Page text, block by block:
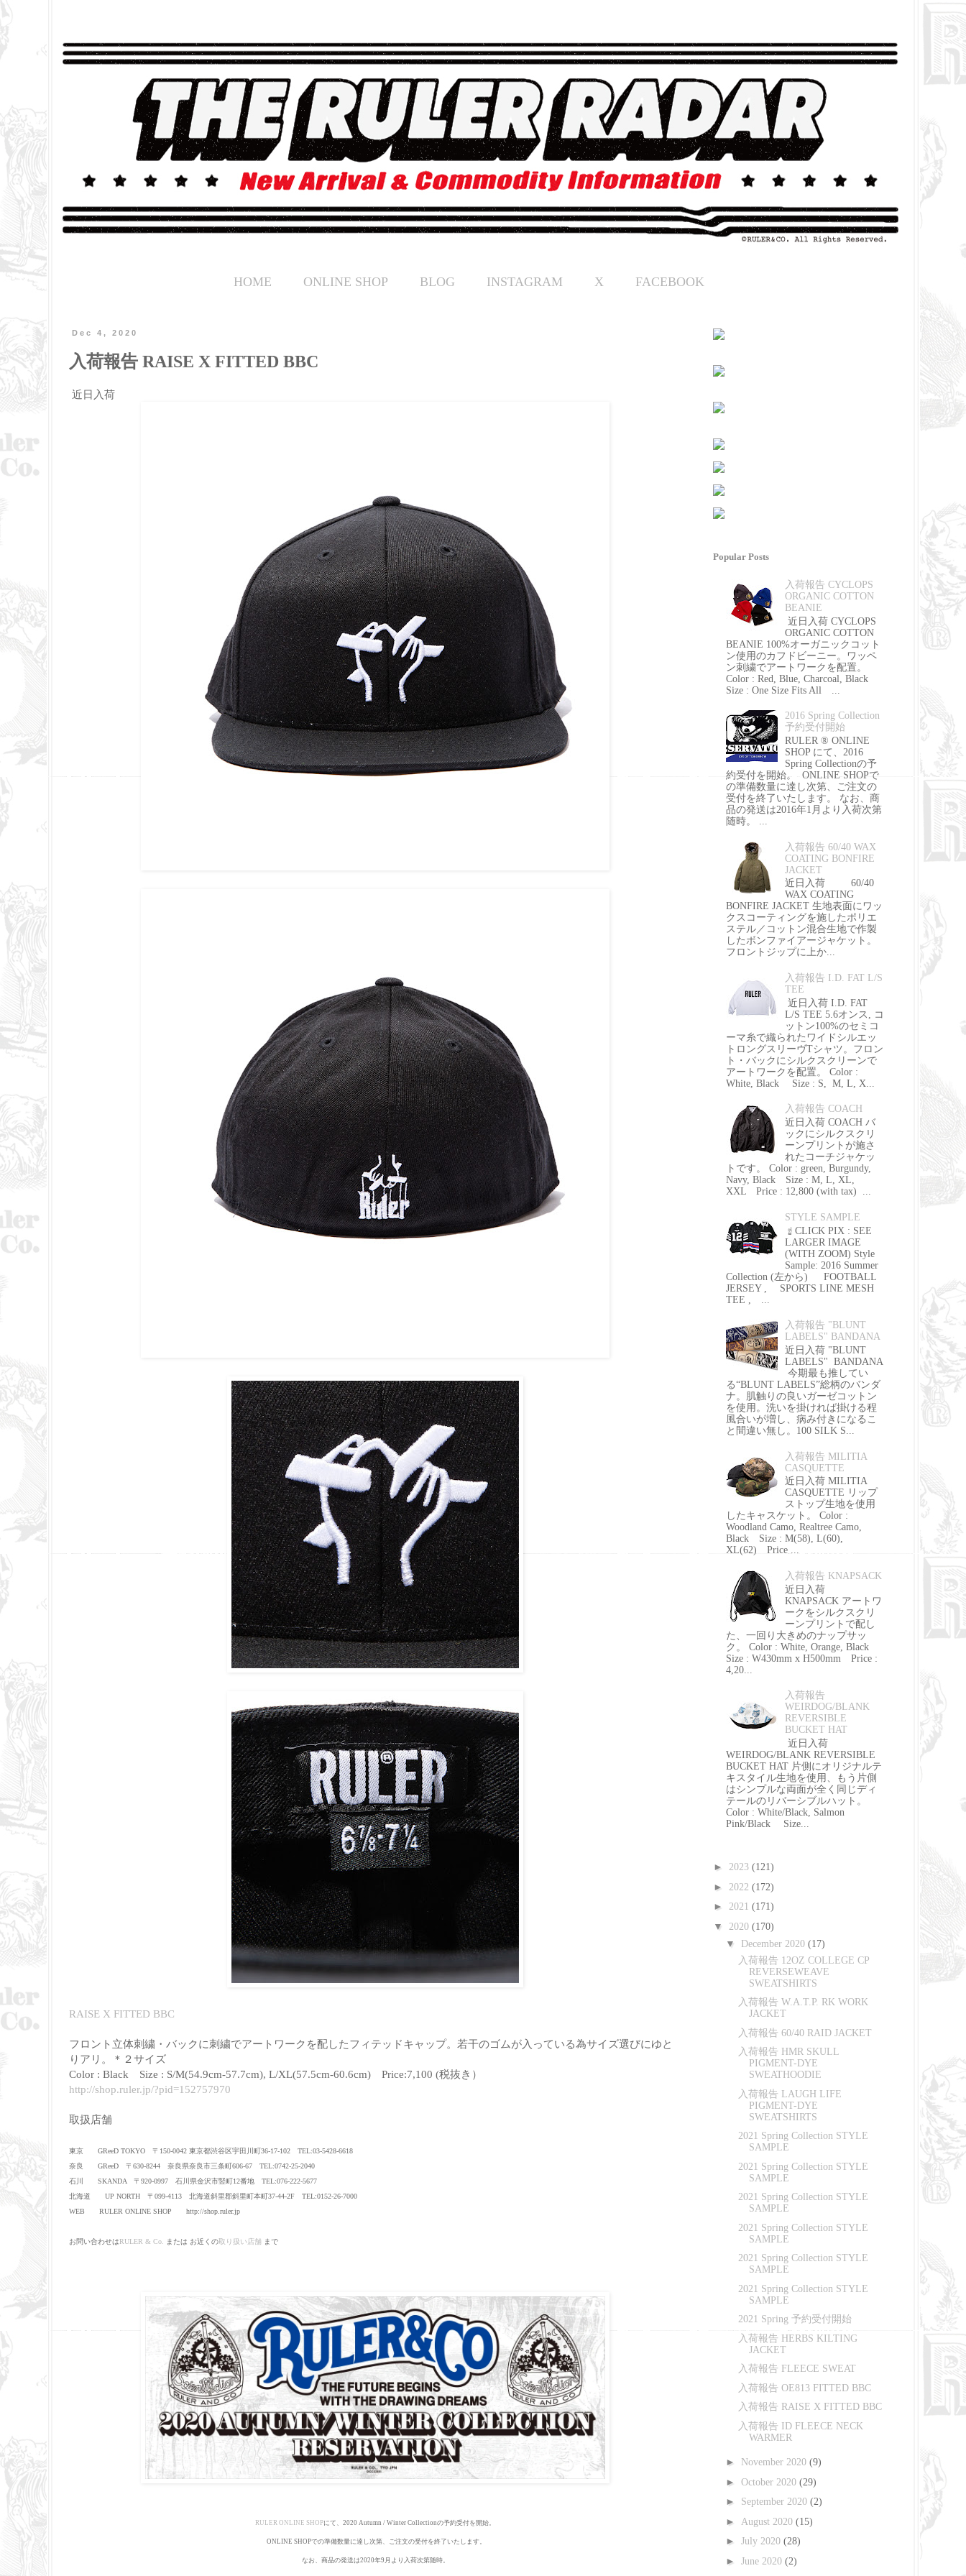
HOME ONLINE SHOP BLOG INSTAGRAM X FACEBOOK
Dec 4, 2020
入荷報告 RAISE X FITTED BBC
近日入荷
RAISE X FITTED BBC
フロント立体刺繍・バックに刺繍でアートワークを配したフィテッドキャップ。若干のゴムが入っている為サイズ選びにゆと
りアリ。＊２サイズ
Color : Black Size : S/M(54.9cm-57.7cm), L/XL(57.5cm-60.6cm) Price:7,100 (税抜き）
http://shop.ruler.jp/?pid=152757970
取扱店舗
東京 GReeD TOKYO 〒150-0042 東京都渋谷区宇田川町36-17-102 TEL:03-5428-6618
奈良 GReeD 〒630-8244 奈良県奈良市三条町606-67 TEL:0742-25-2040
石川 SKANDA 〒920-0997 石川県金沢市竪町12番地 TEL:076-222-5677
北海道 UP NORTH 〒099-4113 北海道斜里郡斜里町本町37-44-2F TEL:0152-26-7000
WEB RULER ONLINE SHOP http://shop.ruler.jp
お問い合わせはRULER & Co. または お近くの取り扱い店舗 まで
RULER ONLINE SHOPにて、2020 Autumn / Winter Collectionの予約受付を開始。
ONLINE SHOPでの準備数量に達し次第、ご注文の受付を終了いたします。
なお、商品の発送は2020年9月より入荷次第随時。
Popular Posts
入荷報告 CYCLOPS
ORGANIC COTTON
BEANIE
近日入荷 CYCLOPS
ORGANIC COTTON
BEANIE 100%オーガニックコット
ン使用のカフドビーニー。ワッペ
ン刺繍でアートワークを配置。
Color : Red, Blue, Charcoal, Black
Size : One Size Fits All ...
2016 Spring Collection
予約受付開始
RULER ® ONLINE
SHOP にて、2016
Spring Collectionの予
約受付を開始。 ONLINE SHOPで
の準備数量に達し次第、ご注文の
受付を終了いたします。 なお、商
品の発送は2016年1月より入荷次第
随時。 ...
入荷報告 60/40 WAX
COATING BONFIRE
JACKET
近日入荷 60/40
WAX COATING
BONFIRE JACKET 生地表面にワッ
クスコーティングを施したポリエ
ステル／コットン混合生地で作製
したボンファイアージャケット。
フロントジップに上か...
入荷報告 I.D. FAT L/S
TEE
近日入荷 I.D. FAT
L/S TEE 5.6オンス, コ
ットン100%のセミコ
ーマ糸で織られたワイドシルエッ
トロングスリーヴTシャツ。フロン
ト・バックにシルクスクリーンで
アートワークを配置。 Color :
White, Black Size : S, M, L, X...
入荷報告 COACH
近日入荷 COACH バ
ックにシルクスクリ
ーンプリントが施さ
れたコーチジャケッ
トです。 Color : green, Burgundy,
Navy, Black Size : M, L, XL,
XXL Price : 12,800 (with tax) ...
STYLE SAMPLE
☝ CLICK PIX : SEE
LARGER IMAGE
(WITH ZOOM) Style
Sample: 2016 Summer
Collection (左から) FOOTBALL
JERSEY , SPORTS LINE MESH
TEE , ...
入荷報告 "BLUNT
LABELS" BANDANA
近日入荷 "BLUNT
LABELS" BANDANA
今期最も推してい
る“BLUNT LABELS”総柄のバンダ
ナ。肌触りの良いガーゼコットン
を使用。洗いを掛ければ掛ける程
風合いが増し、病み付きになるこ
と間違い無し。100 SILK S...
入荷報告 MILITIA
CASQUETTE
近日入荷 MILITIA
CASQUETTE リップ
ストップ生地を使用
したキャスケット。 Color :
Woodland Camo, Realtree Camo,
Black Size : M(58), L(60),
XL(62) Price ...
入荷報告 KNAPSACK
近日入荷
KNAPSACK アートワ
ークをシルクスクリ
ーンプリントで配し
た、一回り大きめのナップサッ
ク。 Color : White, Orange, Black
Size : W430mm x H500mm Price :
4,20...
入荷報告
WEIRDOG/BLANK
REVERSIBLE
BUCKET HAT
近日入荷
WEIRDOG/BLANK REVERSIBLE
BUCKET HAT 片側にオリジナルテ
キスタイル生地を使用、もう片側
はシンプルな両面が全く同じディ
テールのリバーシブルハット。
Color : White/Black, Salmon
Pink/Black Size...
► 2023 (121)
► 2022 (172)
► 2021 (171)
▼ 2020 (170)
▼ December 2020 (17)
入荷報告 12OZ COLLEGE CP
REVERSEWEAVE
SWEATSHIRTS
入荷報告 W.A.T.P. RK WORK
JACKET
入荷報告 60/40 RAID JACKET
入荷報告 HMR SKULL
PIGMENT-DYE
SWEATHOODIE
入荷報告 LAUGH LIFE
PIGMENT-DYE
SWEATSHIRTS
2021 Spring Collection STYLE
SAMPLE
2021 Spring Collection STYLE
SAMPLE
2021 Spring Collection STYLE
SAMPLE
2021 Spring Collection STYLE
SAMPLE
2021 Spring Collection STYLE
SAMPLE
2021 Spring Collection STYLE
SAMPLE
2021 Spring 予約受付開始
入荷報告 HERBS KILTING
JACKET
入荷報告 FLEECE SWEAT
入荷報告 OE813 FITTED BBC
入荷報告 RAISE X FITTED BBC
入荷報告 ID FLEECE NECK
WARMER
► November 2020 (9)
► October 2020 (29)
► September 2020 (2)
► August 2020 (15)
► July 2020 (28)
► June 2020 (2)